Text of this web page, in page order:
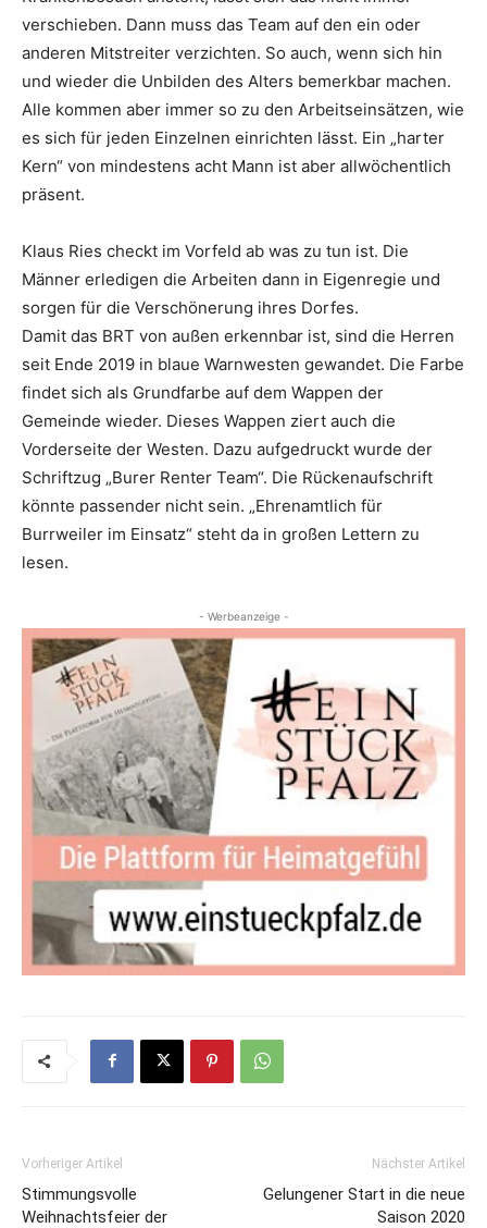
verschieben. Dann muss das Team auf den ein oder
anderen Mitstreiter verzichten. So auch, wenn sich hin
und wieder die Unbilden des Alters bemerkbar machen.
Alle kommen aber immer so zu den Arbeitseinsätzen, wie
es sich für jeden Einzelnen einrichten lässt. Ein „harter
Kern“ von mindestens acht Mann ist aber allwöchentlich
präsent.
Klaus Ries checkt im Vorfeld ab was zu tun ist. Die
Männer erledigen die Arbeiten dann in Eigenregie und
sorgen für die Verschönerung ihres Dorfes.
Damit das BRT von außen erkennbar ist, sind die Herren
seit Ende 2019 in blaue Warnwesten gewandet. Die Farbe
findet sich als Grundfarbe auf dem Wappen der
Gemeinde wieder. Dieses Wappen ziert auch die
Vorderseite der Westen. Dazu aufgedruckt wurde der
Schriftzug „Burer Renter Team“. Die Rückenaufschrift
könnte passender nicht sein. „Ehrenamtlich für
Burrweiler im Einsatz“ steht da in großen Lettern zu
lesen.
- Werbeanzeige -
Vorheriger Artikel
Stimmungsvolle
Weihnachtsfeier der
Nächster Artikel
Gelungener Start in die neue
Saison 2020